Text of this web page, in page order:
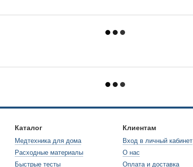
Каталог
Медтехника для дома
Расходные материалы
Быстрые тесты
Клиентам
Вход в личный кабинет
О нас
Оплата и доставка